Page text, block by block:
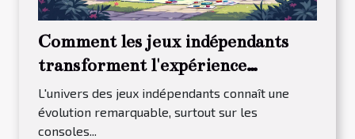
Comment les jeux indépendants
transforment l'expérience
utilisateur sur les consoles
portables
L'univers des jeux indépendants connaît une
évolution remarquable, surtout sur les
consoles...